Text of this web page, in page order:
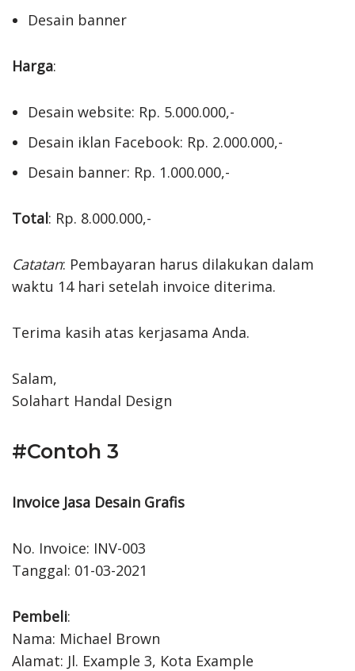
Desain banner
Harga:
Desain website: Rp. 5.000.000,-
Desain iklan Facebook: Rp. 2.000.000,-
Desain banner: Rp. 1.000.000,-
Total: Rp. 8.000.000,-
Catatan: Pembayaran harus dilakukan dalam
waktu 14 hari setelah invoice diterima.
Terima kasih atas kerjasama Anda.
Salam,
Solahart Handal Design
#Contoh 3
Invoice Jasa Desain Grafis
No. Invoice: INV-003
Tanggal: 01-03-2021
Pembeli:
Nama: Michael Brown
Alamat: Jl. Example 3, Kota Example